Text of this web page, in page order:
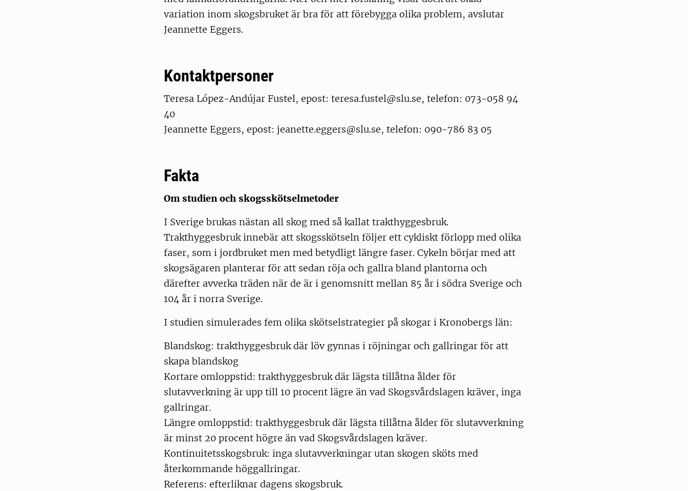
variation inom skogsbruket är bra för att förebygga olika problem, avslutar
Jeannette Eggers.
Kontaktpersoner
Teresa López-Andújar Fustel, epost: teresa.fustel@slu.se, telefon: 073-058 94
40
Jeannette Eggers, epost: jeanette.eggers@slu.se, telefon: 090-786 83 05
Fakta
Om studien och skogsskötselmetoder
I Sverige brukas nästan all skog med så kallat trakthyggesbruk.
Trakthyggesbruk innebär att skogsskötseln följer ett cykliskt förlopp med olika
faser, som i jordbruket men med betydligt längre faser. Cykeln börjar med att
skogsägaren planterar för att sedan röja och gallra bland plantorna och
därefter avverka träden när de är i genomsnitt mellan 85 år i södra Sverige och
104 år i norra Sverige.
I studien simulerades fem olika skötselstrategier på skogar i Kronobergs län:
Blandskog: trakthyggesbruk där löv gynnas i röjningar och gallringar för att
skapa blandskog
Kortare omloppstid: trakthyggesbruk där lägsta tillåtna ålder för
slutavverkning är upp till 10 procent lägre än vad Skogsvårdslagen kräver, inga
gallringar.
Längre omloppstid: trakthyggesbruk där lägsta tillåtna ålder för slutavverkning
är minst 20 procent högre än vad Skogsvårdslagen kräver.
Kontinuitetsskogsbruk: inga slutavverkningar utan skogen sköts med
återkommande höggallringar.
Referens: efterliknar dagens skogsbruk.